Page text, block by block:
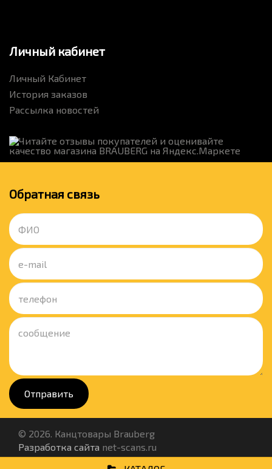
Личный кабинет
Личный Кабинет
История заказов
Рассылка новостей
Обратная связь
Отправить
© 2026. Канцтовары Brauberg
Разработка сайта net-scans.ru